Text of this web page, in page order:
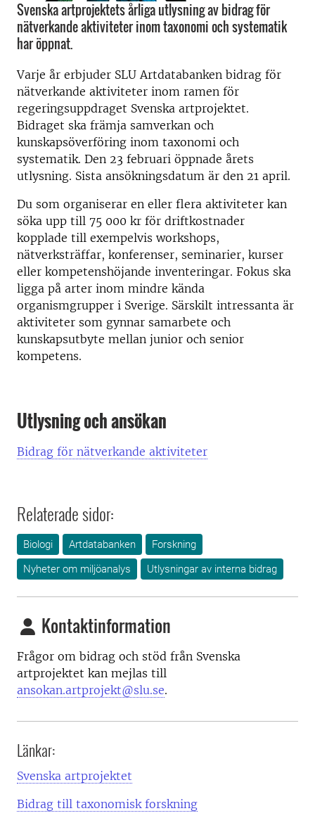
Svenska artprojektets årliga utlysning av bidrag för
nätverkande aktiviteter inom taxonomi och systematik
har öppnat.
Varje år erbjuder SLU Artdatabanken bidrag för
nätverkande aktiviteter inom ramen för
regeringsuppdraget Svenska artprojektet.
Bidraget ska främja samverkan och
kunskapsöverföring inom taxonomi och
systematik. Den 23 februari öppnade årets
utlysning. Sista ansökningsdatum är den 21 april.
Du som organiserar en eller flera aktiviteter kan
söka upp till 75 000 kr för driftkostnader
kopplade till exempelvis workshops,
nätverksträffar, konferenser, seminarier, kurser
eller kompetenshöjande inventeringar. Fokus ska
ligga på arter inom mindre kända
organismgrupper i Sverige. Särskilt intressanta är
aktiviteter som gynnar samarbete och
kunskapsutbyte mellan junior och senior
kompetens.
Utlysning och ansökan
Bidrag för nätverkande aktiviteter
Relaterade sidor:
Biologi Artdatabanken
Forskning
Nyheter om miljöanalys
Utlysningar av interna bidrag
Kontaktinformation
Frågor om bidrag och stöd från Svenska
artprojektet kan mejlas till
ansokan.artprojekt@slu.se.
Länkar:
Svenska artprojektet
Bidrag till taxonomisk forskning